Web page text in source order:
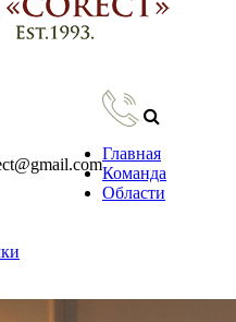
Главная
Команда
Области